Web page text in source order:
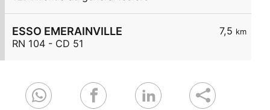
7,5 km
ESSO EMERAINVILLE
RN 104 - CD 51